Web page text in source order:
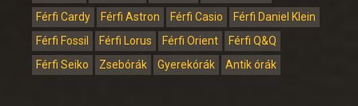
Férfi Cardy
Férfi Astron Férfi Casio
Férfi Daniel Klein
Férfi Fossil
Férfi Lorus Férfi Orient
Férfi Q&Q
Férfi Seiko
Zsebórák Gyerekórák Antik órák